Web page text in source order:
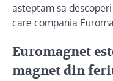
asteptam sa
care compania
Euromagnet
magnet din